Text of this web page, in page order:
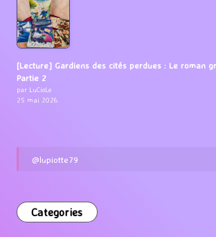
[Lecture] Gardiens des cités perdues : Le roman
Partie 2
par LuCioLe
25 mai 2026
@lupiotte79
Categories